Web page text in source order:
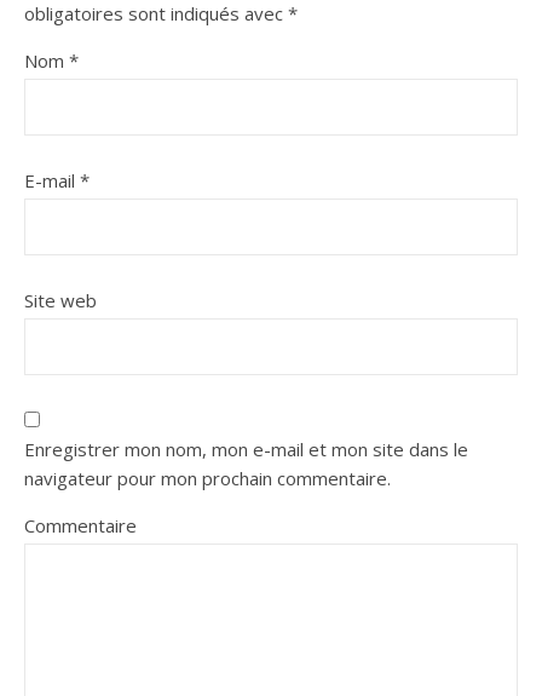
obligatoires sont indiqués avec *
Nom *
E-mail *
Site web
Enregistrer mon nom, mon e-mail et mon site dans le
navigateur pour mon prochain commentaire.
Commentaire